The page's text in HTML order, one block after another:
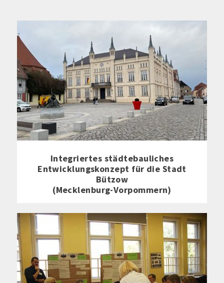
Integriertes städtebauliches
Entwicklungskonzept für die Stadt
Bützow
(Mecklenburg-Vorpommern)